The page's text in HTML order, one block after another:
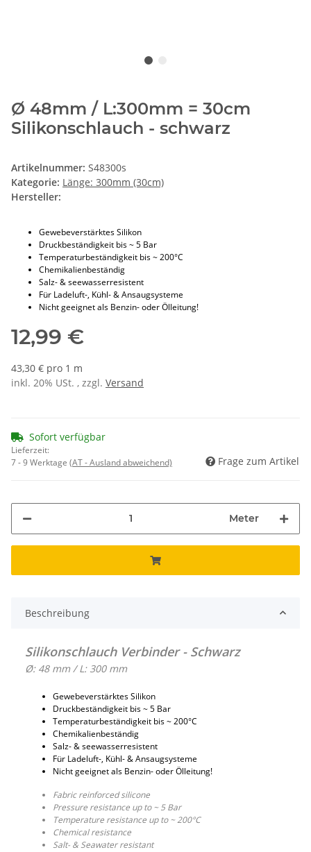
Ø 48mm / L:300mm = 30cm
Silikonschlauch - schwarz
Artikelnummer: S48300s
Kategorie: Länge: 300mm (30cm)
Hersteller:
Gewebeverstärktes Silikon
Druckbeständigkeit bis ~ 5 Bar
Temperaturbeständigkeit bis ~ 200°C
Chemikalienbeständig
Salz- & seewasserresistent
Für Ladeluft-, Kühl- & Ansaugsysteme
Nicht geeignet als Benzin- oder Ölleitung!
12,99 €
43,30 € pro 1 m
inkl. 20% USt. , zzgl. Versand
Sofort verfügbar
Lieferzeit:
7 - 9 Werktage (AT - Ausland abweichend) Frage zum Artikel
Meter
Beschreibung
Silikonschlauch Verbinder - Schwarz
Ø: 48 mm / L: 300 mm
Gewebeverstärktes Silikon
Druckbeständigkeit bis ~ 5 Bar
Temperaturbeständigkeit bis ~ 200°C
Chemikalienbeständig
Salz- & seewasserresistent
Für Ladeluft-, Kühl- & Ansaugsysteme
Nicht geeignet als Benzin- oder Ölleitung!
Fabric reinforced silicone
Pressure resistance up to ~ 5 Bar
Temperature resistance up to ~ 200°C
Chemical resistance
Salt- & Seawater resistant